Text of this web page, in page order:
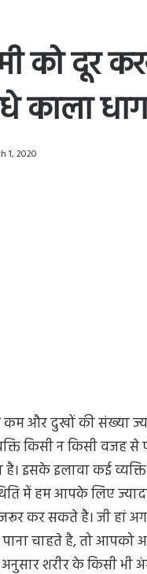
को दूर
काला
1, 2020
और दुखों की संख्या
किसी न किसी वजह
है। इसके इलावा कई
में हम आपके लिए
कर सकते है। जी हां
चाहते है, तो आपको
शरीर के किसी भी